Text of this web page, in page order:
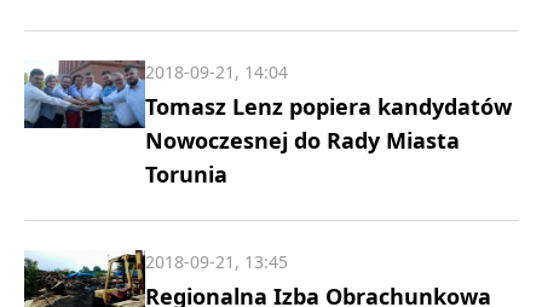
Tomasz Lenz popiera kandydatów
Nowoczesnej do Rady Miasta
Torunia
2018-09-21, 14:04
Regionalna Izba Obrachunkowa
2018-09-21, 13:45